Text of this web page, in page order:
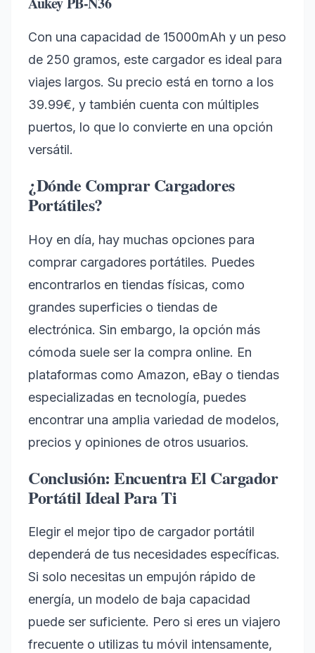
Con una capacidad de 15000mAh y un peso
de 250 gramos, este cargador es ideal para
viajes largos. Su precio está en torno a los
39.99€, y también cuenta con múltiples
puertos, lo que lo convierte en una opción
versátil.
¿Dónde Comprar Cargadores
Portátiles?
Hoy en día, hay muchas opciones para
comprar cargadores portátiles. Puedes
encontrarlos en tiendas físicas, como
grandes superficies o tiendas de
electrónica. Sin embargo, la opción más
cómoda suele ser la compra online. En
plataformas como Amazon, eBay o tiendas
especializadas en tecnología, puedes
encontrar una amplia variedad de modelos,
precios y opiniones de otros usuarios.
Conclusión: Encuentra El Cargador
Portátil Ideal Para Ti
Elegir el mejor tipo de cargador portátil
dependerá de tus necesidades específicas.
Si solo necesitas un empujón rápido de
energía, un modelo de baja capacidad
puede ser suficiente. Pero si eres un viajero
frecuente o utilizas tu móvil intensamente,